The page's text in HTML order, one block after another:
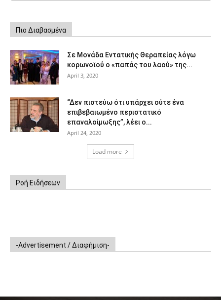
Πιο Διαβασμένα
Σε Μονάδα Εντατικής Θεραπείας λόγω
κορωνοϊού ο «παπάς του λαού» της...
April 3, 2020
“Δεν πιστεύω ότι υπάρχει ούτε ένα
επιβεβαιωμένο περιστατικό
επαναλοίμωξης”, λέει ο...
April 24, 2020
Load more
Ροή Ειδήσεων
-Advertisement / Διαφήμιση-